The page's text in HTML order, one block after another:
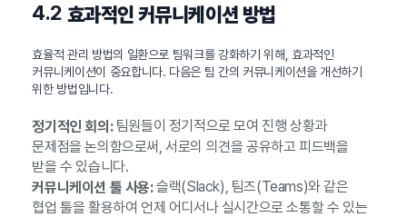
4.2 효과적인 커뮤니케이션 방법
효율적 관리 방법의 일환으로 팀워크를 강화하기 위해, 효과적인
커뮤니케이션이 중요합니다. 다음은 팀 간의 커뮤니케이션을 개선하기
위한 방법입니다.
정기적인 회의:팀원들이 정기적으로 모여 진행 상황과
문제점을 논의함으로써, 서로의 의견을 공유하고 피드백을
받을 수 있습니다.
커뮤니케이션 툴 사용:슬랙(Slack), 팀즈(Teams)와 같은
협업 툴을 활용하여 언제 어디서나 실시간으로 소통할 수 있는